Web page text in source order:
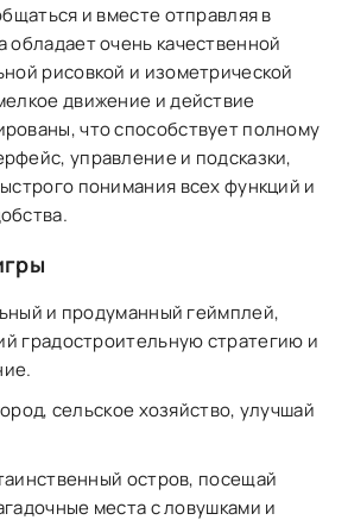
и вместе отправляя в
обладает очень качественной
рисовкой и изометрической
движение и действие
что способствует полному
управление и подсказки,
понимания всех функций и
и продуманный геймплей,
градостроительную стратегию и
сельское хозяйство, улучшай
остров, посещай
места с ловушками и